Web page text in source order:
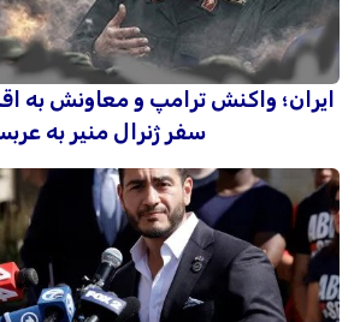
ایران؛ واکنش ترامپ و معاونش به
سفر ژنرال منیر به